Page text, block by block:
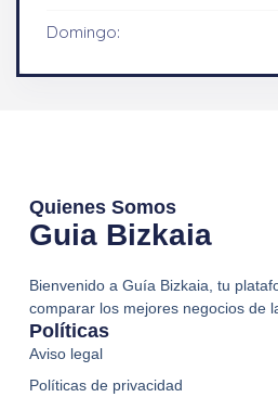
Domingo:
Quienes Somos
Guia Bizkaia
Bienvenido a Guía Bizkaia, tu
comparar los mejores negocios de
Políticas
Aviso legal
Políticas de privacidad